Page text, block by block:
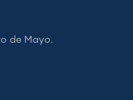
de Mayo.